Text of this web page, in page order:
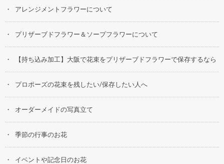
アレンジメントフラワーについて
プリザーブドフラワー＆ソープフラワーについて
【持ち込み加工】大阪で花束をプリザーブドフラワーで保存するなら
プロポーズの花束を残したい/保存したい人へ
オーダーメイドの写真立て
季節の行事のお花
イベントや記念日のお花